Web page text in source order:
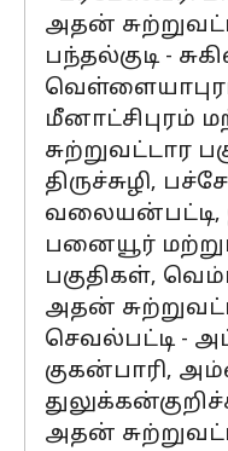
அதன்
பந்தல்குடி -
மீனாட்சிபுரம்
சுற்றுவட்டார
திருச்சுழி,
வலையன்பட்டி,
பனையூர்
பகுதிகள்,
அதன்
செவல்பட்டி -
குகன்பாரி,
அதன்